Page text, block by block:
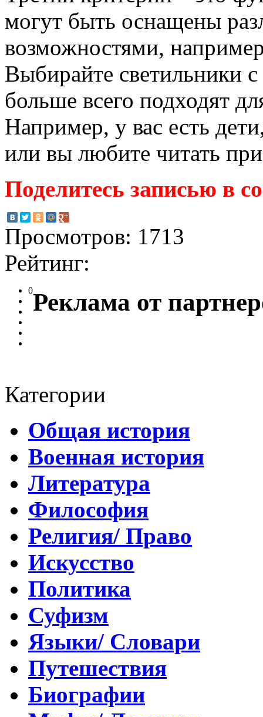
могут быть оснащены
возможностями,
Выбирайте светильники
больше всего подходят
Например, у вас есть
или вы любите читать
Поделитесь записью в
Просмотров: 1713
Рейтинг:
0Реклама от
Категории
Общая история
Военная история
Литература
Философия
Религия/ Право
Искусство
Политика
Суфизм
Языки/ Словари
Путешествия
Биографии